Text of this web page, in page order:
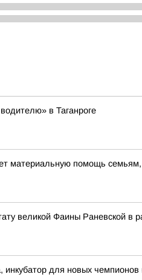
в Таганроге
материальную помощь семьям,
великой Фаины Раневской
инкубатор для новых чемпионов